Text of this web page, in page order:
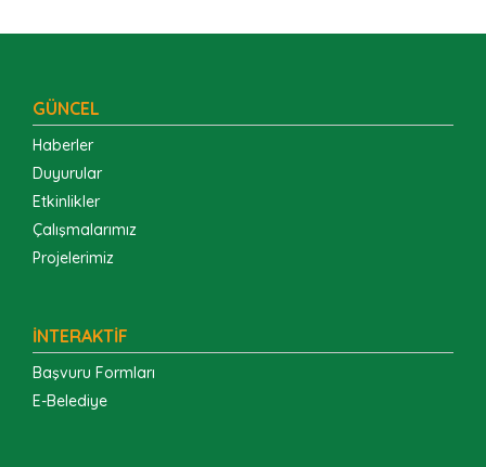
GÜNCEL
Haberler
Duyurular
Etkinlikler
Çalışmalarımız
Projelerimiz
İNTERAKTİF
Başvuru Formları
E-Belediye